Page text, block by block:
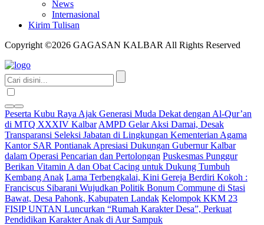
News
Internasional
Kirim Tulisan
Copyright ©2026 GAGASAN KALBAR All Rights Reserved
Peserta Kubu Raya Ajak Generasi Muda Dekat dengan Al-Qur’an
di MTQ XXXIV Kalbar AMPD Gelar Aksi Damai, Desak
Transparansi Seleksi Jabatan di Lingkungan Kementerian Agama
Kantor SAR Pontianak Apresiasi Dukungan Gubernur Kalbar
dalam Operasi Pencarian dan Pertolongan Puskesmas Punggur
Berikan Vitamin A dan Obat Cacing untuk Dukung Tumbuh
Kembang Anak Lama Terbengkalai, Kini Gereja Berdiri Kokoh :
Franciscus Sibarani Wujudkan Politik Bonum Commune di Stasi
Bawat, Desa Pahonk, Kabupaten Landak Kelompok KKM 23
FISIP UNTAN Luncurkan “Rumah Karakter Desa”, Perkuat
Pendidikan Karakter Anak di Aur Sampuk